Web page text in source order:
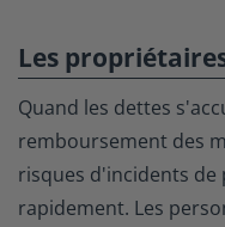
Les
Quand les dettes
remboursement des
risques d'incidents
rapidement. Les